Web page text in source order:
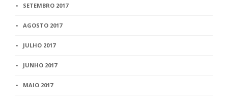
SETEMBRO 2017
AGOSTO 2017
JULHO 2017
JUNHO 2017
MAIO 2017